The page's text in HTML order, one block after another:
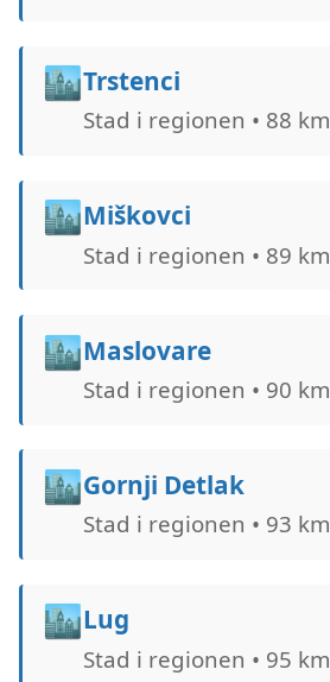
🏙️Trstenci
Stad i regionen • 88 km
🏙️Miškovci
Stad i regionen • 89 km
🏙️Maslovare
Stad i regionen • 90 km
🏙️Gornji Detlak
Stad i regionen • 93 km
🏙️Lug
Stad i regionen • 95 km